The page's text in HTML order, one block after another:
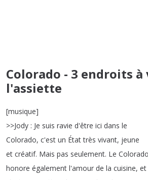
Colorado - 3 endroits
l'assiette
[musique]
>>Jody : Je suis ravie d'être ici dans le
Colorado, c'est un État très vivant, jeune
et créatif. Mais pas seulement. Le Colorado
honore également l'amour de la cuisine, et